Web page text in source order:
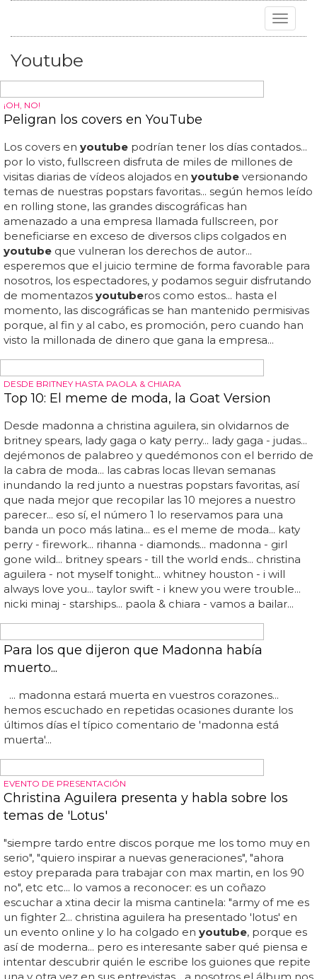
Toggle
Youtube
¡OH, NO!
Peligran los covers en YouTube
Los covers enyoutubepodrían tener los días contados...
temas de nuestras popstars favoritas... según hemos leído
en rolling stone, las grandes discográficas han
beneficiarse en exceso de diversos clips colgados en
youtubeque vulneran los derechos de autor...
esperemos que el juicio termine de forma favorable para
nosotros, los espectadores, y podamos seguir disfrutando
de momentazos youtuberos como estos... hasta el
momento, las discográficas se han mantenido permisivas
porque, al fin y al cabo, es promoción, pero cuando han
visto la millonada de dinero que gana la empresa...
Desde madonna a christina aguilera, sin olvidarnos de
britney spears, lady gaga o katy perry... lady gaga - judas...
dejémonos de palabreo y quedémonos con el berrido de
la cabra de moda... las cabras locas llevan semanas
inundando la red junto a nuestras popstars favoritas, así
que nada mejor que recopilar las 10 mejores a nuestro
parecer... eso sí, el número 1 lo reservamos para una
banda un poco más latina... es el meme de moda... katy
perry - firework... rihanna - diamonds... madonna - girl
gone wild... britney spears - till the world ends... christina
aguilera - not myself tonight... whitney houston - i will
always love you... taylor swift - i knew you were trouble...
nicki minaj - starships... paola & chiara - vamos a bailar...